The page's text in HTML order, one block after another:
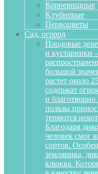
Корневищные
Клубневые
Первоцветы
Сад, огород
Плодовые
и кустарники
большой
растет около
содержат
и
пользы
теряются
Благодаря
человек смог
сортов.
земляника,
клюква.